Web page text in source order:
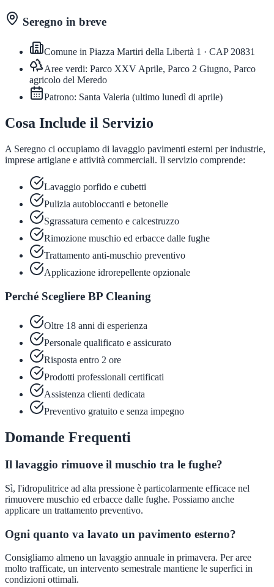
Seregno in breve
Comune in Piazza Martiri della Libertà 1 · CAP 20831
Aree verdi: Parco XXV Aprile, Parco 2 Giugno, Parco
agricolo del Meredo
Patrono: Santa Valeria (ultimo lunedì di aprile)
Cosa Include il Servizio
A Seregno ci occupiamo di lavaggio pavimenti esterni per industrie,
imprese artigiane e attività commerciali. Il servizio comprende:
Lavaggio porfido e cubetti
Pulizia autobloccanti e betonelle
Sgrassatura cemento e calcestruzzo
Rimozione muschio ed erbacce dalle fughe
Trattamento anti-muschio preventivo
Applicazione idrorepellente opzionale
Perché Scegliere BP Cleaning
Oltre 18 anni di esperienza
Personale qualificato e assicurato
Risposta entro 2 ore
Prodotti professionali certificati
Assistenza clienti dedicata
Preventivo gratuito e senza impegno
Domande Frequenti
Il lavaggio rimuove il muschio tra le fughe?
Sì, l'idropulitrice ad alta pressione è particolarmente efficace nel
rimuovere muschio ed erbacce dalle fughe. Possiamo anche
applicare un trattamento preventivo.
Ogni quanto va lavato un pavimento esterno?
Consigliamo almeno un lavaggio annuale in primavera. Per aree
molto trafficate, un intervento semestrale mantiene le superfici in
condizioni ottimali.